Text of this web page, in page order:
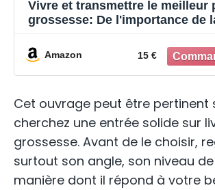
Vivre et transmettre le meilleur
grossesse: De l'importance de
Amazon 15 €
Cet ouvrage peut être pertinent
cherchez une entrée solide sur
grossesse. Avant de le choisir,
surtout son angle, son niveau
manière dont il répond à votre